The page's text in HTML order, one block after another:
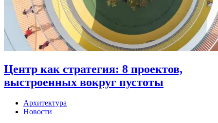
Центр как стратегия: 8 проектов,
выстроенных вокруг пустоты
Архитектура
Новости